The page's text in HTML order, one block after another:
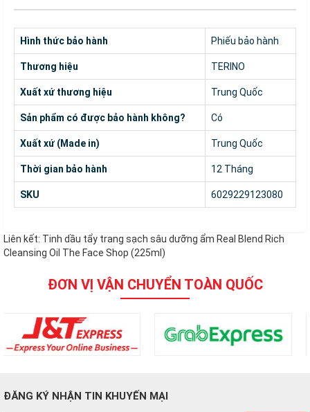
Hình thức bảo hành Phiếu bảo hành
Thương hiệu TERINO
Xuất xứ thương hiệu Trung Quốc
Sản phẩm có được bảo hành không? Có
Xuất xứ (Made in) Trung Quốc
Thời gian bảo hành 12 Tháng
SKU 6029229123080
Liên kết: Tinh dầu tẩy trang sạch sâu dưỡng ẩm Real Blend Rich
Cleansing Oil The Face Shop (225ml)
ĐƠN VỊ VẬN CHUYỂN TOÀN QUỐC
ĐĂNG KÝ NHẬN TIN KHUYẾN MẠI